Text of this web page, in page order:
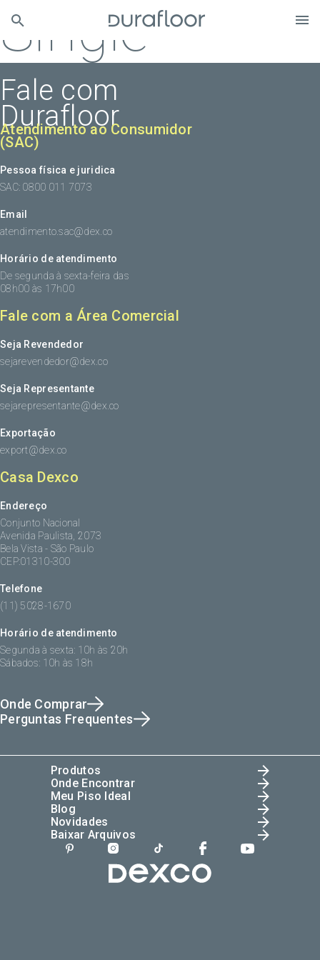
Single
Fale com
Durafloor
Atendimento ao Consumidor
(SAC)
Pessoa física e juridica
SAC: 0800 011 7073
Email
atendimento.sac@dex.co
Horário de atendimento
De segunda à sexta-feira das
08h00 às 17h00
Fale com a Área Comercial
Seja Revendedor
sejarevendedor@dex.co
Seja Representante
sejarepresentante@dex.co
Exportação
export@dex.co
Casa Dexco
Endereço
Conjunto Nacional
Avenida Paulista, 2073
Bela Vista - São Paulo
CEP:01310-300
Telefone
(11) 5028-1670
Horário de atendimento
Segunda à sexta: 10h às 20h
Sábados: 10h às 18h
Onde Comprar
Perguntas Frequentes
Produtos
Onde Encontrar
Meu Piso Ideal
Blog
Novidades
Baixar Arquivos